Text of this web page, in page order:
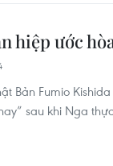
hiệp ước
Bản Fumio
sau khi Nga